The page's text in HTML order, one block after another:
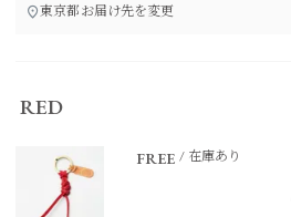
東京都お届け先を変更
RED
FREE 在庫あり